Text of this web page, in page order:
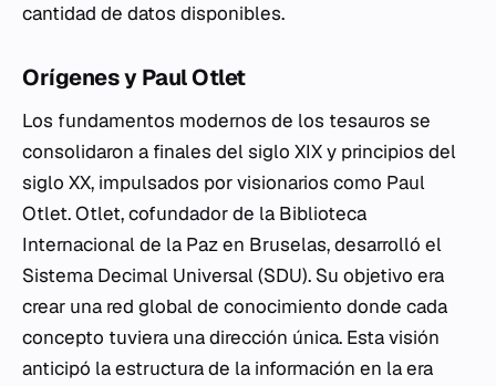
cantidad de datos disponibles.
Orígenes y Paul Otlet
Los fundamentos modernos de los tesauros se
consolidaron a finales del siglo XIX y principios del
siglo XX, impulsados por visionarios como Paul
Otlet. Otlet, cofundador de la Biblioteca
Internacional de la Paz en Bruselas, desarrolló el
Sistema Decimal Universal (SDU). Su objetivo era
crear una red global de conocimiento donde cada
concepto tuviera una dirección única. Esta visión
anticipó la estructura de la información en la era